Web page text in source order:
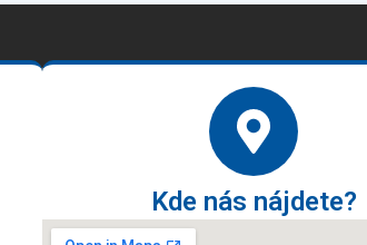
Kde nás nájdete?